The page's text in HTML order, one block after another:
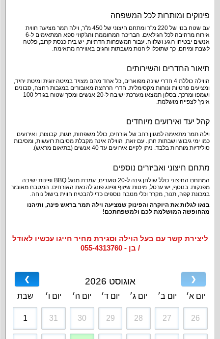
פינוקים ומותרות לכל המשפחה
עם שטח בנוי של 220 מ"ר ומתחם חיצוני של 450 מ"ר, וילה תמר מציעה חווית
אירוח מרהיבה לכל הגילאים. הבריכה המחוממת והג'קוזי ספא המתאימים ל-6
אנשים יבטיחו רוגע ושלווה. עבור המשפחות הדתיות, יש בית כנסת קרוב, פלטה
לשבת ומיחם, כך שתוכלו ליהנות משבתות וחגים באווירה מתאימה.
תיאור החדרים והשירותים
הווילה כוללת 4 חדרי שינה מפוארים, כל אחד מהם מצויד במיטה זוגית ומיטת יחיד,
ומציעים פרטיות ונוחות מקסימלית. חדרי הרחצה מאובזרים במגבות רחצה, סבונים
ושמפו ומרכך. בסלון תמצאו מערכת ישיבה ל-20 אנשים ומסך שטוח בגודל 100
אינץ' לצפייה מושלמת.
קהל יעד ואירועים מיוחדים
וילה תמר מתאימה למגוון רחב של אורחים, כולל משפחות, זוגות, קבוצות, ואירועים
כמו ימי גיבוש ושבתות חתן. עם זאת, הווילה אינה מקבלת מסיבות רועשות, ומסיבות
סולידיות מותרות בלבד. ניתן לקיים אירועים עד 40 אנשים (בתיאום מראש).
מתחם חיצוני ואביזרים נוספים
המתחם החיצוני כולל שולחן גינה ל-20 סועדים, עמדת מנגל BBQ ופינות ישיבה
מפנקות. בנוסף, יש ערסל, מיטות שיזוף ופינג פונג להנאת האורחים. המטבח מאובזר
במכונת קפה, תנור, מקרר וכלי מטבח נוספים כדי להבטיח חווית בישול נוחה.
בואו לגלות את היוקרה והפינוק שמציעה וילה תמר בראש פינה, ותיהנו
מהחופשה המושלמת לכם ולמשפחתכם!
ליצירת קשר עם בעל הוילה וסגירת מחיר חייגו עכשיו לאודל
/ בן - 055-4313760
אוגוסט 2026
יום א׳ יום ב׳ יום ג׳ יום ד׳ יום ה׳ יום ו׳ שבת
26
27
28
29
30
31
1
❯ ❮